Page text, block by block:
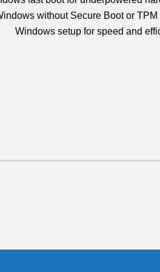
without Secure Boot or TPM
Windows setup for speed and